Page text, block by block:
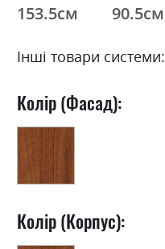
153.5см 90.5см
Інші товари системи:
Колір (Фасад):
Колір (Корпус):